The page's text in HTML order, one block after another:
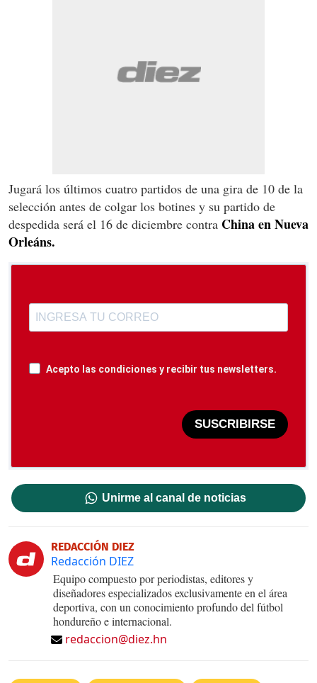
Jugará los últimos cuatro partidos de una gira de 10 de la
selección antes de colgar los botines y su partido de
despedida será el 16 de diciembre contra China en Nueva
Orleáns.
Acepto las condiciones y recibir tus newsletters.
SUSCRIBIRSE
Unirme al canal de noticias
REDACCIÓN DIEZ
Redacción DIEZ
Equipo compuesto por periodistas, editores y
diseñadores especializados exclusivamente en el área
deportiva, con un conocimiento profundo del fútbol
hondureño e internacional.
redaccion@diez.hn